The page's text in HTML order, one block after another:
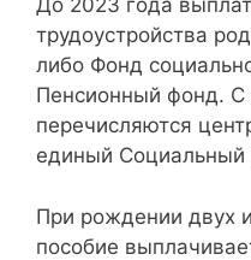
До 2023 года
трудоустройства
либо Фонд
Пенсионный фонд. С
перечисляются
единый Социальный
При рождении двух
пособие